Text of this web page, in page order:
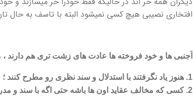
افتخاری نصیبی هیچ کسی نمیشود البته با تاسف به حال
اَجنبی ها و خود فروخته ها عادت های زشت تری هم دارند ،
1. هنوز یاد نگرفتند با استدلال و سند نظری رو مطرح کنند ؛
2. کسی که مخالف عقاید اون ها باشه حتی اگه با سند و